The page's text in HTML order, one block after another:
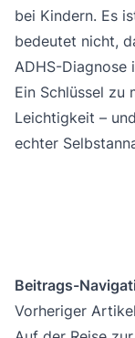
bei Kindern. Es
bedeutet nicht,
ADHS-Diagnose
Ein Schlüssel zu
Leichtigkeit –
echter
Beitrags-
Vorheriger